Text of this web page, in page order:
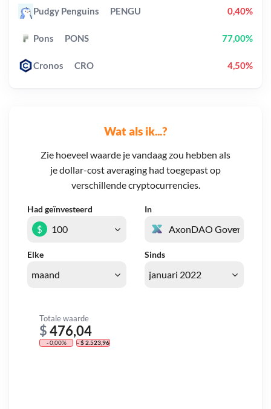
Wat als ik...?
Zie hoeveel waarde je vandaag zou hebben als
je dollar-cost averaging had toegepast op
verschillende cryptocurrencies.
Had geïnvesteerd In
Elke Sinds
$
Totale waarde
$476,04
- 0,00% - $ 2.523,96
Pudgy Penguins PENGU 0,40%
Pons PONS 77,00%
Cronos CRO 4,50%